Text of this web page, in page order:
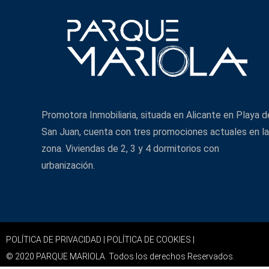
Promotora Inmobiliaria, situada en Alicante en Playa
San Juan, cuenta con tres promociones actuales en la
zona. Viviendas de 2, 3 y 4 dormitorios con
urbanización.
POLÍTICA DE PRIVACIDAD |
POLÍTICA DE COOKIES |
© 2020 PARQUE MARIOLA. Todos los derechos Reservados.